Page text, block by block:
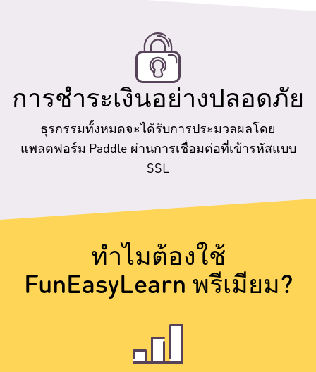
การชำระเงินอย่างปลอดภัย
ธุรกรรมทั้งหมดจะได้รับการประมวลผลโดย
แพลตฟอร์ม Paddle ผ่านการเชื่อมต่อที่เข้ารหัสแบบ
SSL
ทำไมต้องใช้
FunEasyLearn พรีเมียม?